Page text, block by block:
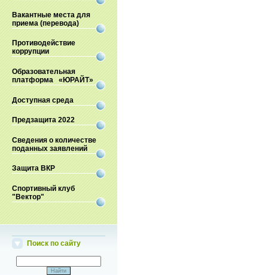
Вакантные места для
приема (перевода)
Противодействие
коррупции
Образовательная
платформа «ЮРАЙТ»
Доступная среда
Предзащита 2022
Сведения о количестве
поданных заявлений
Защита ВКР
Спортивный клуб
"Вектор"
Поиск по сайту